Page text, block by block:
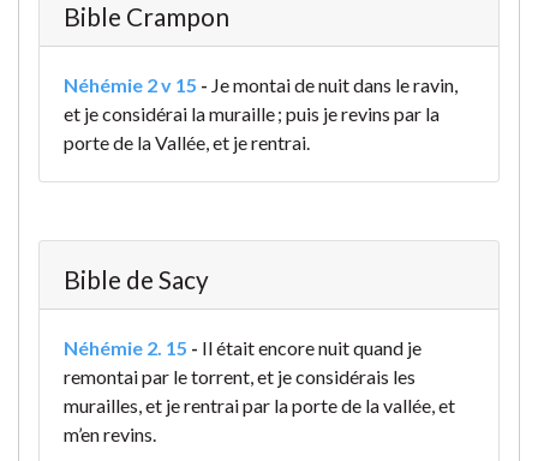
Bible Crampon
Néhémie 2 v 15 - Je montai de nuit dans le ravin,
et je considérai la muraille ; puis je revins par la
porte de la Vallée, et je rentrai.
Bible de Sacy
Néhémie 2. 15 - Il était encore nuit quand je
remontai par le torrent, et je considérais les
murailles, et je rentrai par la porte de la vallée, et
m’en revins.